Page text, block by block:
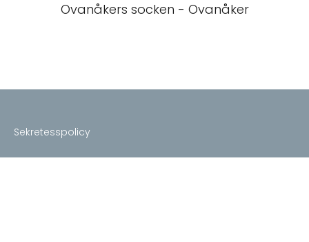
Ovanåkers socken - Ovanåker
Sekretesspolicy